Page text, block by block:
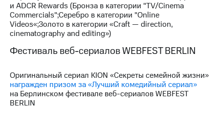
и ADCR Rewards (Бронза в категории "TV/Cinema
Commercials";Серебро в категории "Online
Videos«;Золото в категории «Craft — direction,
cinematography and editing»)
Фестиваль веб-сериалов WEBFEST BERLIN
Оригинальный сериал KION «Секреты семейной жизни»
награжден призом за «Лучший комедийный сериал»
на Берлинском фестивале веб-сериалов WEBFEST
BERLIN